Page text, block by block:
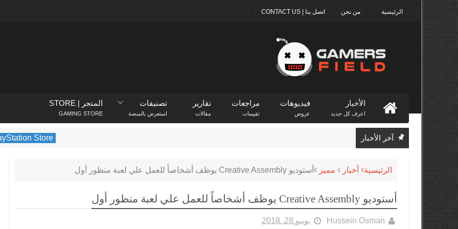
اتصل بنا | CONTACT US من نحن الرئيسية
الأخبار
اعرف كل جديد
فيديوهات
عروض
مراجعات
تقييمات
تقارير
مقالات
تصنيفات
استعرض بالمنصة
المتجر | STORE
GAMING STORE
آخر الأخبار يكشف متجر PlayStation عن الألعاب الأكثر تنزيلًا في فبراير 2022
الرئيسية أخبار مميز أستوديو Creative Assembly يوظف أشخاصاً للعمل علي لعبة منظور أول
أستوديو Creative Assembly يوظف أشخاصاً للعمل علي لعبة منظور أول
Hussein Osman يونيو 28, 2018